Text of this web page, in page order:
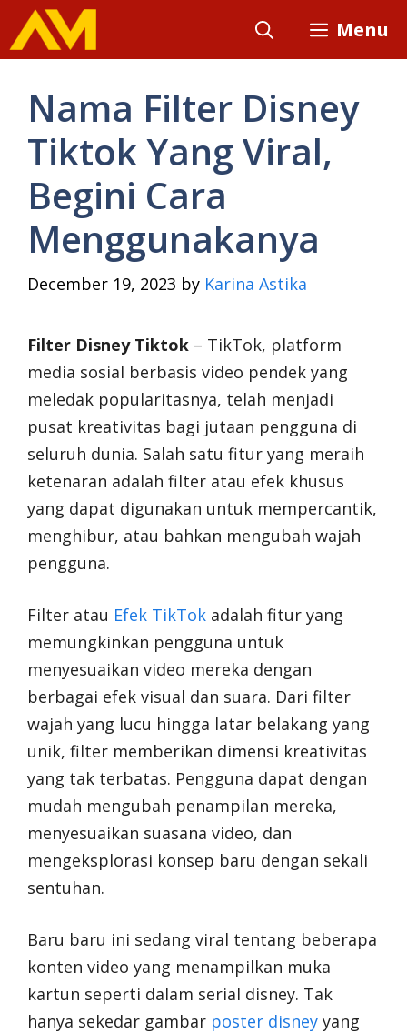
Skip
to
Menu
Nama Filter Disney
Tiktok Yang Viral,
Begini Cara
Menggunakanya
December 19, 2023 by Karina Astika
Filter Disney Tiktok – TikTok, platform
media sosial berbasis video pendek yang
meledak popularitasnya, telah menjadi
pusat kreativitas bagi jutaan pengguna di
seluruh dunia. Salah satu fitur yang meraih
ketenaran adalah filter atau efek khusus
yang dapat digunakan untuk mempercantik,
menghibur, atau bahkan mengubah wajah
pengguna.
Filter atau Efek TikTok adalah fitur yang
memungkinkan pengguna untuk
menyesuaikan video mereka dengan
berbagai efek visual dan suara. Dari filter
wajah yang lucu hingga latar belakang yang
unik, filter memberikan dimensi kreativitas
yang tak terbatas. Pengguna dapat dengan
mudah mengubah penampilan mereka,
menyesuaikan suasana video, dan
mengeksplorasi konsep baru dengan sekali
sentuhan.
Baru baru ini sedang viral tentang beberapa
konten video yang menampilkan muka
kartun seperti dalam serial disney. Tak
hanya sekedar gambar poster disney yang